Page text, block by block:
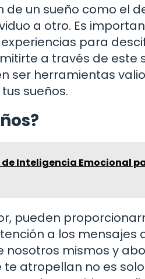
un sueño como el
a otro. Es
para
a través de este
ser herramientas
sueños.
Inteligencia Emocional
pueden
a los mensajes
nosotros mismos y
atropellan no es